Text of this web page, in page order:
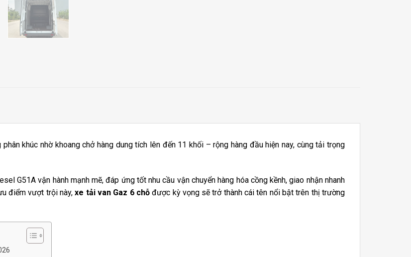
khúc nhờ khoang chở hàng dung tích lên đến 11 khối – rộng hàng đầu hiện nay, cùng tải trọng
G51A vận hành mạnh mẽ, đáp ứng tốt nhu cầu vận chuyển hàng hóa cồng kềnh, giao nhận nhanh
điểm vượt trội này,xe tải van Gaz 6 chỗđược kỳ vọng sẽ trở thành cái tên nổi bật trên thị trường